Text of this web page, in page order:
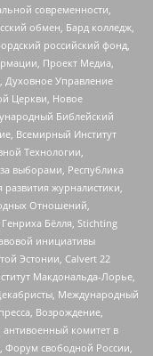
современности,
обмен, Бард колледж,
российский фонд,
Проект Медиа,
Духовное Управление
Церкви, Новое
Библейский
Всемирный Институт
Технологии,
выборами, Республика
журналистики,
Отношений,
Бёлля, Stichting
инициативы
Эстонии, Calvert 22
Макдональда-Лорье,
Международный
Возрождение,
антивоенный комитет в
Форум свободной России,